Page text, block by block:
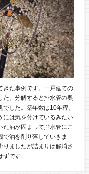
きた事例です。一戸建ての
た。分解すると排水管の奥
した。築年数は10年程。
には気を付けているみたい
た油が固まって排水管にこ
油を削り落していきま
りましたが詰まりは解消さ
です。